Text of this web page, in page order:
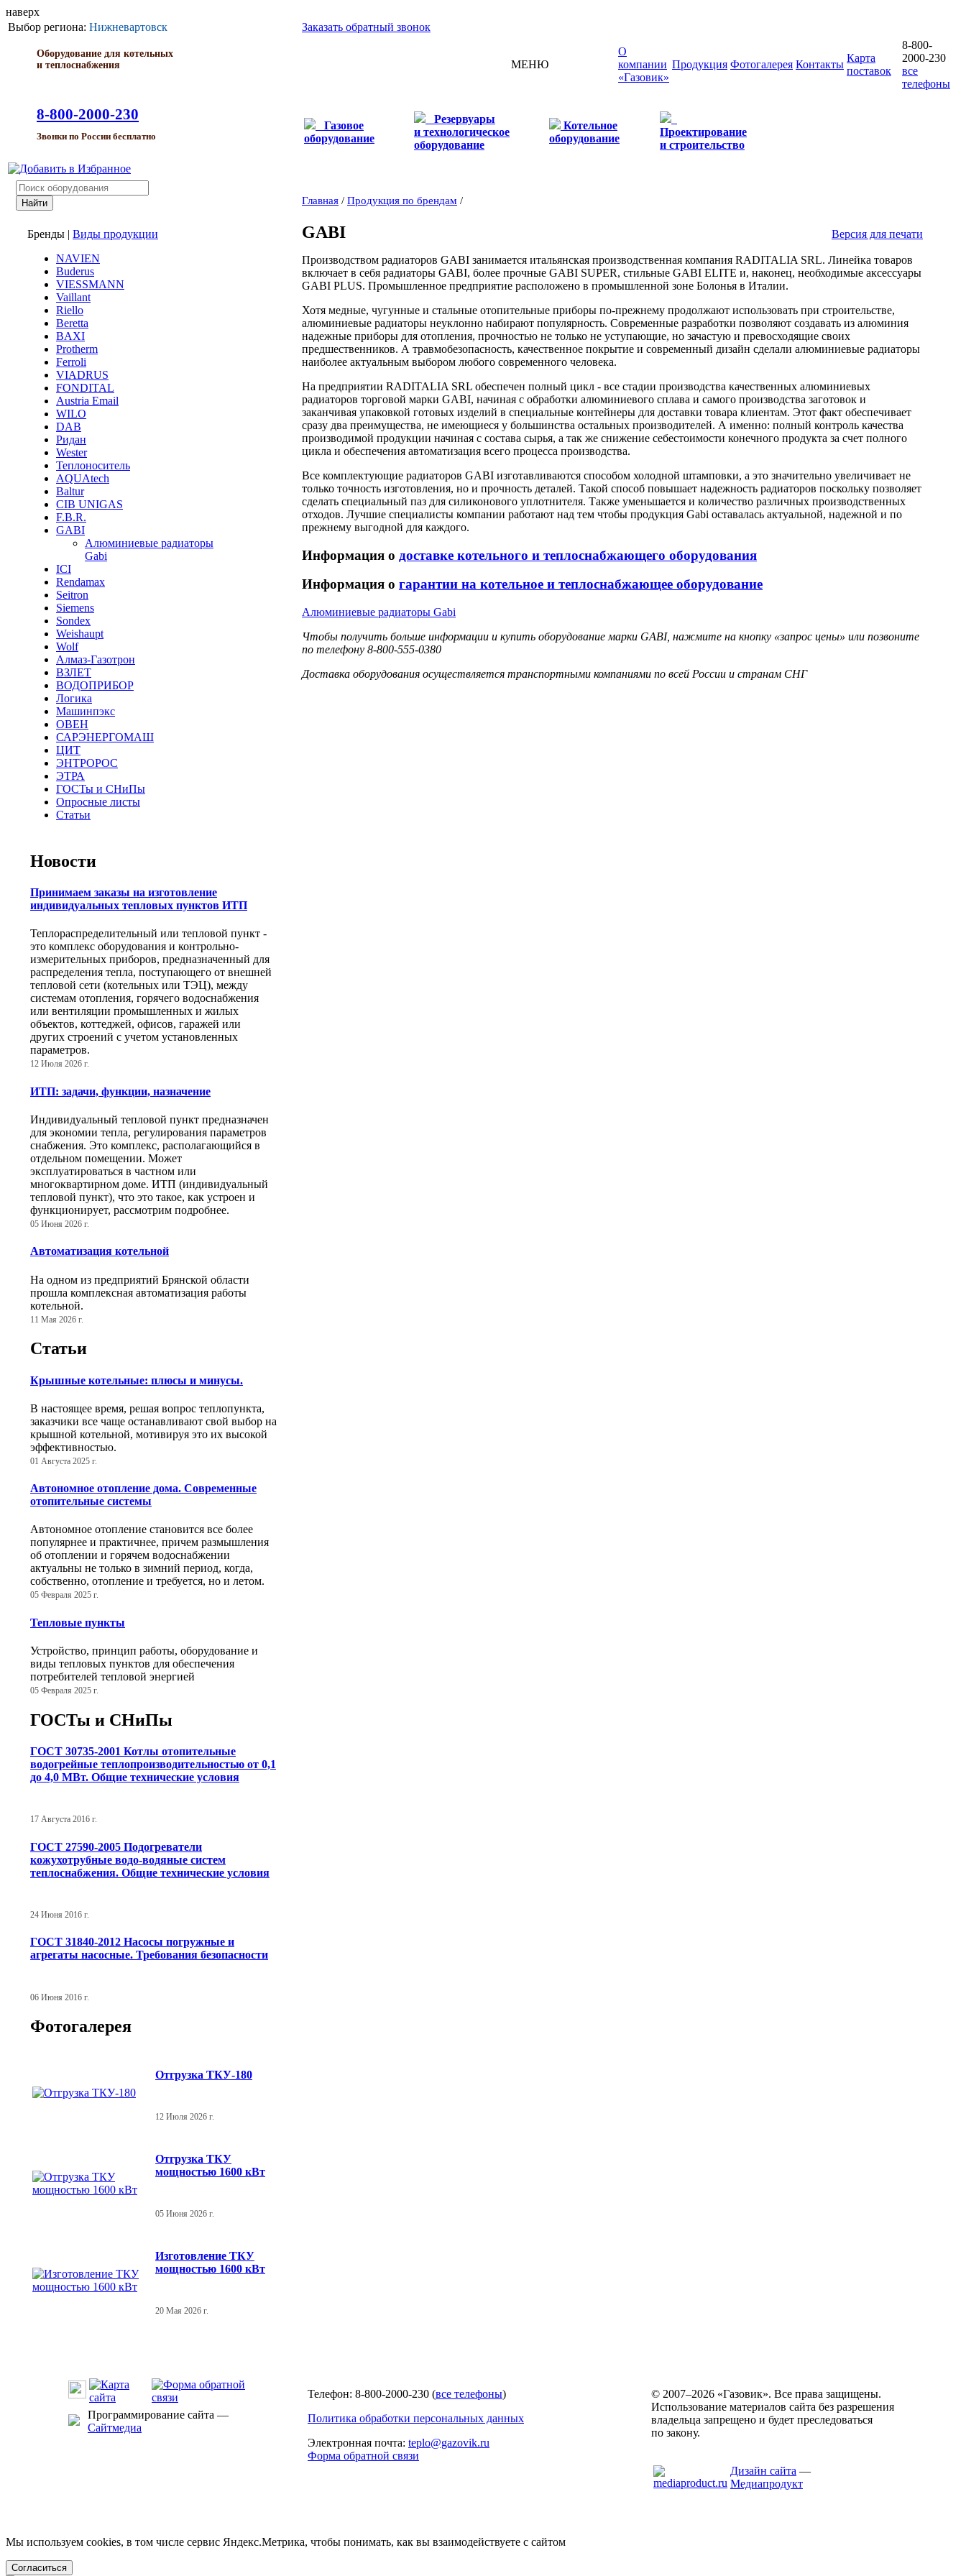
наверх
Выбор региона: Нижневартовск
Оборудование для котельных
и теплоснабжения
8-800-2000-230
Звонки по России бесплатно
Заказать обратный звонок
МЕНЮ
О
компании
«Газовик»
Продукция Фотогалерея Контакты
Карта
поставок
8-800-
2000-230
все
телефоны
Газовое
оборудование
Резервуары
и технологическое
оборудование
Котельное
оборудование
Проектирование
и строительство
Бренды | Виды продукции
NAVIEN
Buderus
VIESSMANN
Vaillant
Riello
Beretta
BAXI
Protherm
Ferroli
VIADRUS
FONDITAL
Austria Email
WILO
DAB
Ридан
Wester
Теплоноситель
AQUAtech
Baltur
CIB UNIGAS
F.B.R.
GABI
Алюминиевые радиаторы
Gabi
ICI
Rendamax
Seitron
Siemens
Sondex
Weishaupt
Wolf
Алмаз-Газотрон
ВЗЛЕТ
ВОДОПРИБОР
Логика
Машинпэкс
ОВЕН
САРЭНЕРГОМАШ
ЦИТ
ЭНТРОРОС
ЭТРА
ГОСТы и СНиПы
Опросные листы
Статьи
Новости
Принимаем заказы на изготовление
индивидуальных тепловых пунктов ИТП
Теплораспределительный или тепловой пункт -
это комплекс оборудования и контрольно-
измерительных приборов, предназначенный для
распределения тепла, поступающего от внешней
тепловой сети (котельных или ТЭЦ), между
системам отопления, горячего водоснабжения
или вентиляции промышленных и жилых
объектов, коттеджей, офисов, гаражей или
других строений с учетом установленных
параметров.
12 Июля 2026 г.
ИТП: задачи, функции, назначение
Индивидуальный тепловой пункт предназначен
для экономии тепла, регулирования параметров
снабжения. Это комплекс, располагающийся в
отдельном помещении. Может
эксплуатироваться в частном или
многоквартирном доме. ИТП (индивидуальный
тепловой пункт), что это такое, как устроен и
функционирует, рассмотрим подробнее.
05 Июня 2026 г.
Автоматизация котельной
На одном из предприятий Брянской области
прошла комплексная автоматизация работы
котельной.
11 Мая 2026 г.
Статьи
Крышные котельные: плюсы и минусы.
В настоящее время, решая вопрос теплопункта,
заказчики все чаще останавливают свой выбор на
крышной котельной, мотивируя это их высокой
эффективностью.
01 Августа 2025 г.
Автономное отопление дома. Современные
отопительные системы
Автономное отопление становится все более
популярнее и практичнее, причем размышления
об отоплении и горячем водоснабжении
актуальны не только в зимний период, когда,
собственно, отопление и требуется, но и летом.
05 Февраля 2025 г.
Тепловые пункты
Устройство, принцип работы, оборудование и
виды тепловых пунктов для обеспечения
потребителей тепловой энергией
05 Февраля 2025 г.
ГОСТы и СНиПы
ГОСТ 30735-2001 Котлы отопительные
водогрейные теплопроизводительностью от 0,1
до 4,0 МВт. Общие технические условия
17 Августа 2016 г.
ГОСТ 27590-2005 Подогреватели
кожухотрубные водо-водяные систем
теплоснабжения. Общие технические условия
24 Июня 2016 г.
ГОСТ 31840-2012 Насосы погружные и
агрегаты насосные. Требования безопасности
06 Июня 2016 г.
Фотогалерея
Отгрузка ТКУ-180
12 Июля 2026 г.
Отгрузка ТКУ
мощностью 1600 кВт
05 Июня 2026 г.
Изготовление ТКУ
мощностью 1600 кВт
20 Мая 2026 г.
Главная / Продукция по брендам /
Версия для печати
GABI
Производством радиаторов GABI занимается итальянская производственная компания RADITALIA SRL. Линейка товаров
включает в себя радиаторы GABI, более прочные GABI SUPER, стильные GABI ELITE и, наконец, необходимые аксессуары
GABI PLUS. Промышленное предприятие расположено в промышленной зоне Болонья в Италии.
Хотя медные, чугунные и стальные отопительные приборы по-прежнему продолжают использовать при строительстве,
алюминиевые радиаторы неуклонно набирают популярность. Современные разработки позволяют создавать из алюминия
надежные приборы для отопления, прочностью не только не уступающие, но зачастую и превосходящие своих
предшественников. А травмобезопасность, качественное покрытие и современный дизайн сделали алюминиевые радиаторы
наиболее актуальным выбором любого современного человека.
На предприятии RADITALIA SRL обеспечен полный цикл - все стадии производства качественных алюминиевых
радиаторов торговой марки GABI, начиная с обработки алюминиевого сплава и самого производства заготовок и
заканчивая упаковкой готовых изделий в специальные контейнеры для доставки товара клиентам. Этот факт обеспечивает
сразу два преимущества, не имеющиеся у большинства остальных производителей. А именно: полный контроль качества
производимой продукции начиная с состава сырья, а так же снижение себестоимости конечного продукта за счет полного
цикла и обеспечения автоматизация всего процесса производства.
Все комплектующие радиаторов GABI изготавливаются способом холодной штамповки, а это значительно увеличивает не
только точность изготовления, но и прочность деталей. Такой способ повышает надежность радиаторов поскольку позволяет
сделать специальный паз для силиконового уплотнителя. Также уменьшается и количество различных производственных
отходов. Лучшие специалисты компании работают над тем чтобы продукция Gabi оставалась актуальной, надежной и по
прежнему выгодной для каждого.
Информация о доставке котельного и теплоснабжающего оборудования
Информация о гарантии на котельное и теплоснабжающее оборудование
Алюминиевые радиаторы Gabi
Чтобы получить больше информации и купить оборудование марки GABI, нажмите на кнопку «запрос цены» или позвоните
по телефону 8-800-555-0380
Доставка оборудования осуществляется транспортными компаниями по всей России и странам СНГ
Программирование сайта —
Сайтмедиа
Телефон: 8-800-2000-230 (все телефоны)
Политика обработки персональных данных
Электронная почта: teplo@gazovik.ru
Форма обратной связи
© 2007–2026 «Газовик». Все права защищены.
Использование материалов сайта без разрешения
владельца запрещено и будет преследоваться
по закону.
Дизайн сайта —
Медиапродукт
Мы используем cookies, в том числе сервис Яндекс.Метрика, чтобы понимать, как вы взаимодействуете с сайтом
Согласиться